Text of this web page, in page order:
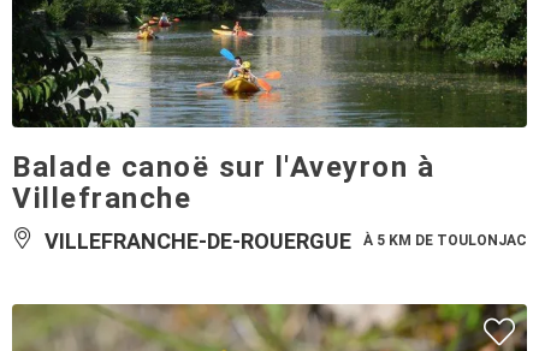
Balade canoë sur l'Aveyron à
Villefranche
VILLEFRANCHE-DE-ROUERGUE À 5 KM DE TOULONJAC